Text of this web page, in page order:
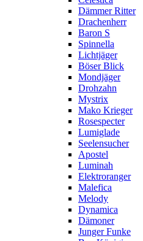
Dämmer Ritter
Drachenherr
Baron S
Spinnella
Lichtjäger
Böser Blick
Mondjäger
Drohzahn
Mystrix
Mako Krieger
Rosespecter
Lumiglade
Seelensucher
Apostel
Luminah
Elektroranger
Malefica
Melody
Dynamica
Dämoner
Junger Funke